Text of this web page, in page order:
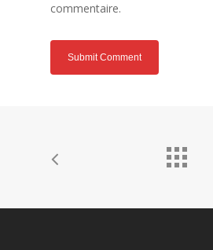
commentaire.